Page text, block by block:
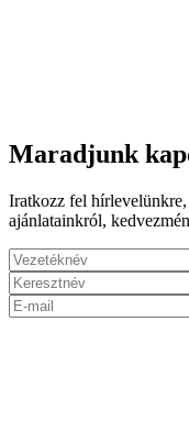
Maradjunk
Iratkozz fel
ajánlatainkról,